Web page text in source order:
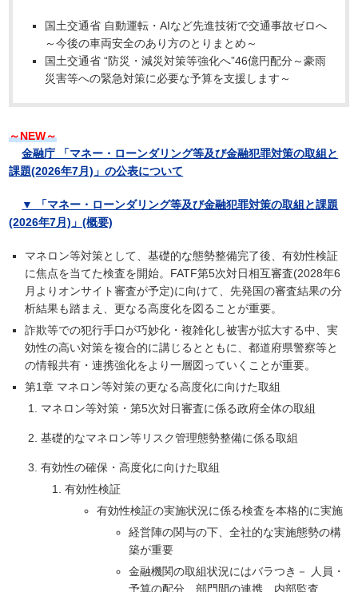
国土交通省 自動運転・AIなど先進技術で交通事故ゼロへ
～今後の車両安全のあり方のとりまとめ～
国土交通省 “防災・減災対策等強化へ”46億円配分～豪雨
災害等への緊急対策に必要な予算を支援します～
～NEW～
金融庁 「マネー・ローンダリング等及び金融犯罪対策の取組と
課題(2026年7月)」の公表について
▼ 「マネー・ローンダリング等及び金融犯罪対策の取組と課題
(2026年7月)」(概要)
マネロン等対策として、基礎的な態勢整備完了後、有効性検証
に焦点を当てた検査を開始。FATF第5次対日相互審査(2028年6
月よりオンサイト審査が予定)に向けて、先発国の審査結果の分
析結果も踏まえ、更なる高度化を図ることが重要。
詐欺等での犯行手口が巧妙化・複雑化し被害が拡大する中、実
効性の高い対策を複合的に講じるとともに、都道府県警察等と
の情報共有・連携強化をより一層図っていくことが重要。
第1章 マネロン等対策の更なる高度化に向けた取組
マネロン等対策・第5次対日審査に係る政府全体の取組
基礎的なマネロン等リスク管理態勢整備に係る取組
有効性の確保・高度化に向けた取組
有効性検証
有効性検証の実施状況に係る検査を本格的に実施
経営陣の関与の下、全社的な実施態勢の構
築が重要
金融機関の取組状況にはバラつき－ 人員・
予算の配分、部門間の連携、内部監査